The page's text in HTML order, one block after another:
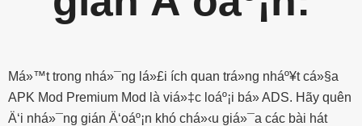
Má»™t trong nhá»¯ng lá»£i ích quan trá»ng nháº¥t cá»§a
APK Mod Premium Mod là viá»‡c loáº¡i bá» ADS. Hãy quên
Ä‘i nhá»¯ng gián Ä‘oáº¡n khó chá»‹u giá»¯a các bài hát